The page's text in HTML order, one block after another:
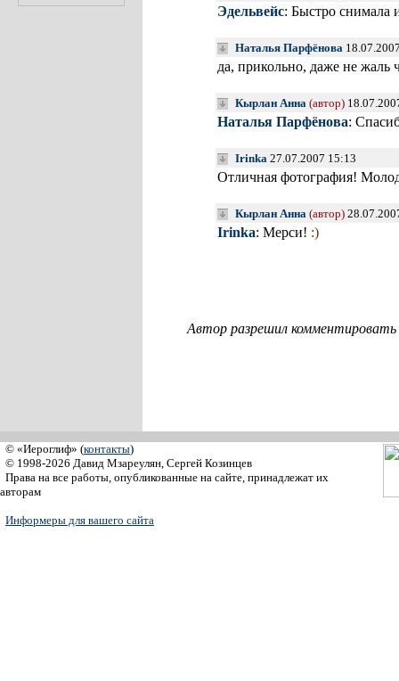
Эдельвейс: Быстро снимала
Наталья Парфёнова
да, прикольно, даже не жаль
Кырлан Анна (автор)
Наталья Парфёнова:
Irinka 27.07.2007 15:13
Отличная фотография!
Кырлан Анна (автор)
Irinka: Мерси! :)
Автор разрешил
© «Иероглиф» (контакты)
© 1998-2026 Давид Мзареулян, Сергей Козинцев
Права на все работы, опубликованные на сайте, принадлежат их
авторам
Информеры для вашего сайта